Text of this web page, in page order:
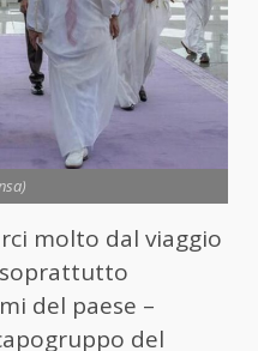
molto dal viaggio
del paese –
del